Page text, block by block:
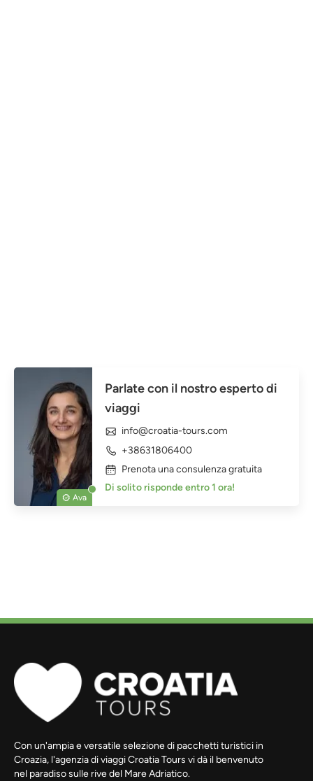
Ava
Parlate con il nostro esperto di
viaggi
info@croatia-tours.com
+38631806400
Prenota una consulenza gratuita
Di solito risponde entro 1 ora!
Con un'ampia e versatile selezione di pacchetti turistici in
Croazia, l'agenzia di viaggi Croatia Tours vi dà il benvenuto
nel paradiso sulle rive del Mare Adriatico.